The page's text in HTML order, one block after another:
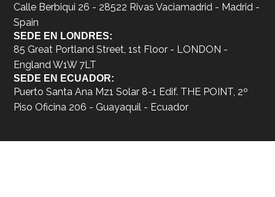
Calle Berbiqui 26 - 28522 Rivas Vaciamadrid - Madrid -
Spain
SEDE EN LONDRES:
85 Great Portland Street, 1st Floor - LONDON -
England W1W 7LT
SEDE EN ECUADOR:
Puerto Santa Ana Mz1 Solar 8-1 Edif. THE POINT, 2º
Piso Oficina 206 - Guayaquil - Ecuador